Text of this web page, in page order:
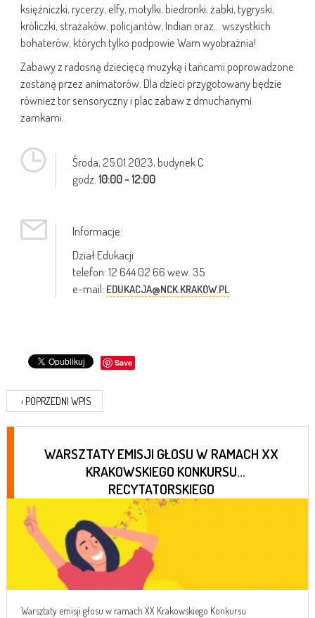
księżniczki, rycerzy, elfy, motylki, biedronki, żabki, tygryski,
króliczki, strażaków, policjantów, Indian oraz… wszystkich
bohaterów, których tylko podpowie Wam wyobraźnia!
Zabawy z radosną dziecięcą muzyką i tańcami poprowadzone
zostaną przez animatorów. Dla dzieci przygotowany będzie
również tor sensoryczny i plac zabaw z dmuchanymi
zamkami.
Środa,25.01.2023, budynek C
godz. 10:00 - 12:00
Informacje:
Dział Edukacji
telefon: 12 644 02 66 wew. 35
e-mail: EDUKACJA@NCK.KRAKOW.PL
Save
‹ POPRZEDNI WPIS
WARSZTATY EMISJI GŁOSU W RAMACH XX
KRAKOWSKIEGO KONKURSU
RECYTATORSKIEGO
Warsztaty emisji głosu w ramach XX Krakowskiego Konkursu